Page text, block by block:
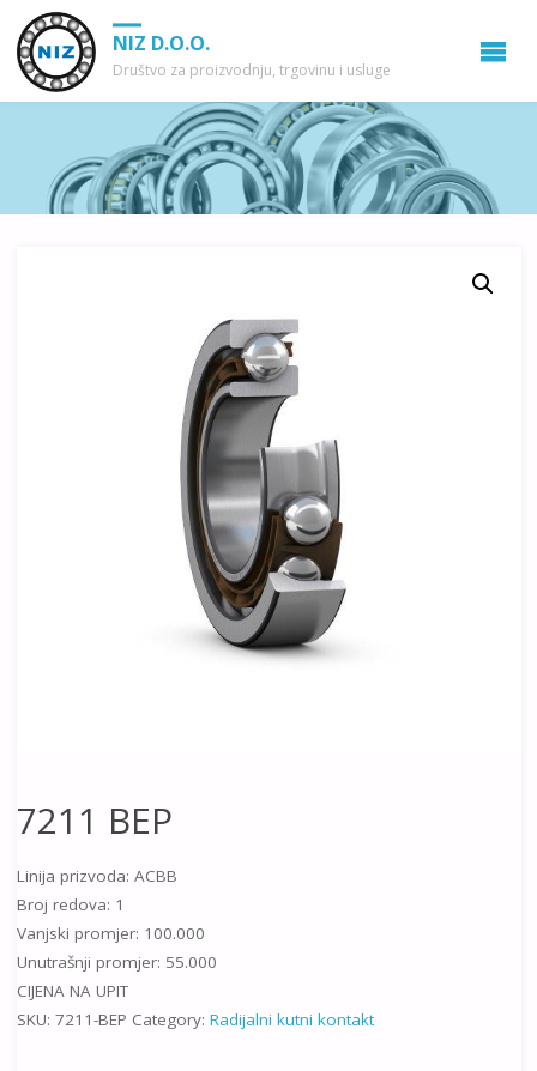
NIZ D.O.O.
Društvo za proizvodnju, trgovinu i usluge
7211 BEP
Linija prizvoda: ACBB
Broj redova: 1
Vanjski promjer: 100.000
Unutrašnji promjer: 55.000
CIJENA NA UPIT
SKU: 7211-BEP Category: Radijalni kutni kontakt